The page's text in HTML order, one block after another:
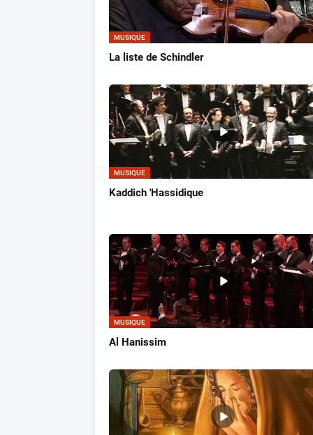
MUSIQUE
La liste de Schindler
MUSIQUE
Kaddich 'Hassidique
MUSIQUE
Al Hanissim